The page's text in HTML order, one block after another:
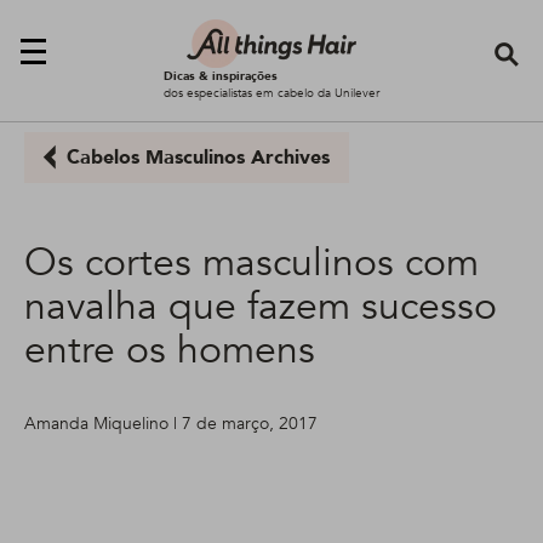
Dicas & inspirações
dos especialistas em cabelo da Unilever
Cabelos Masculinos Archives
Os cortes masculinos com
navalha que fazem sucesso
entre os homens
Amanda Miquelino | 7 de março, 2017